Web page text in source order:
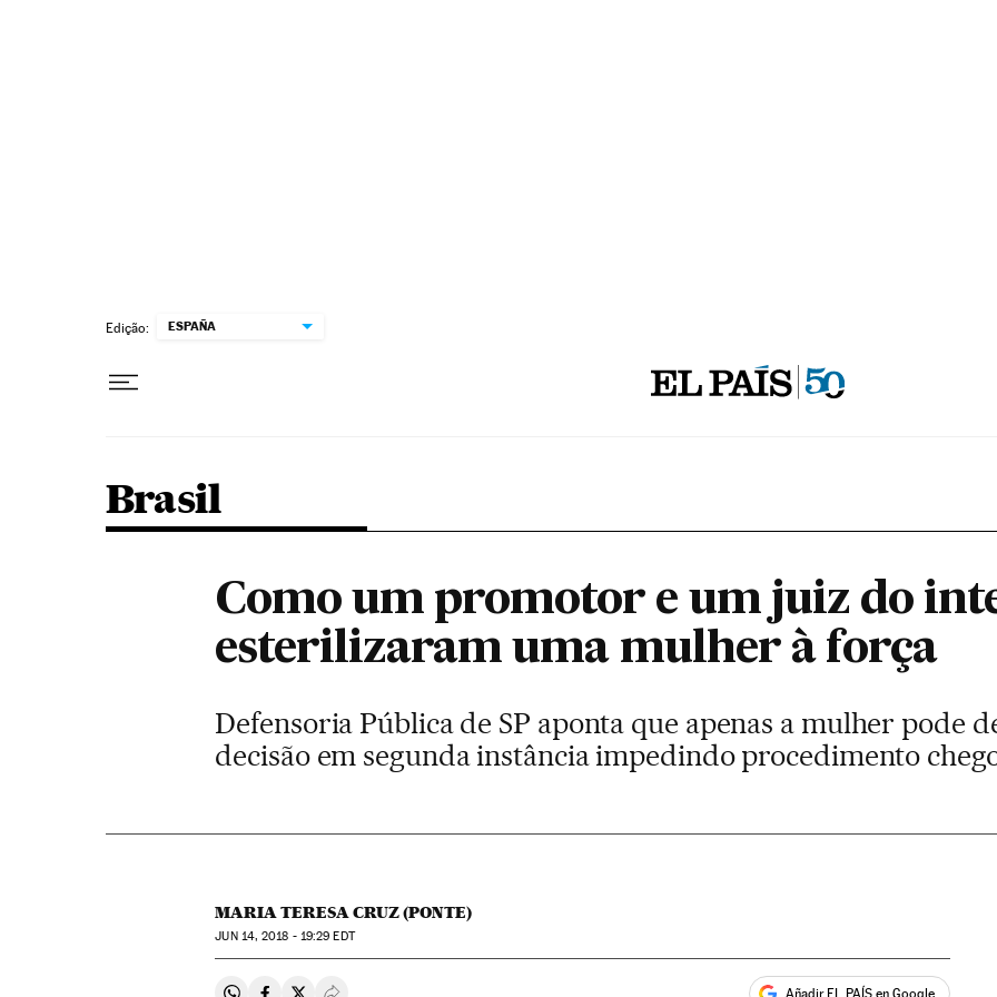
Edição: ESPAÑA
Brasil
Como um promotor e um juiz do
esterilizaram uma mulher à força
Defensoria Pública de SP aponta que apenas a mulher pode
decisão em segunda instância impedindo procedimento
MARIA TERESA CRUZ (PONTE)
JUN14, 2018 - 19:29 EDT
Añadir EL PAÍS en Google